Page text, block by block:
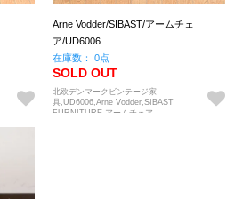
Arne Vodder/SIBAST/アームチェ
ア/UD6006
在庫数： 0点
SOLD OUT
北欧デンマークビンテージ家
具,UD6006,Arne Vodder,SIBAST
FURNITURE,アームチェア